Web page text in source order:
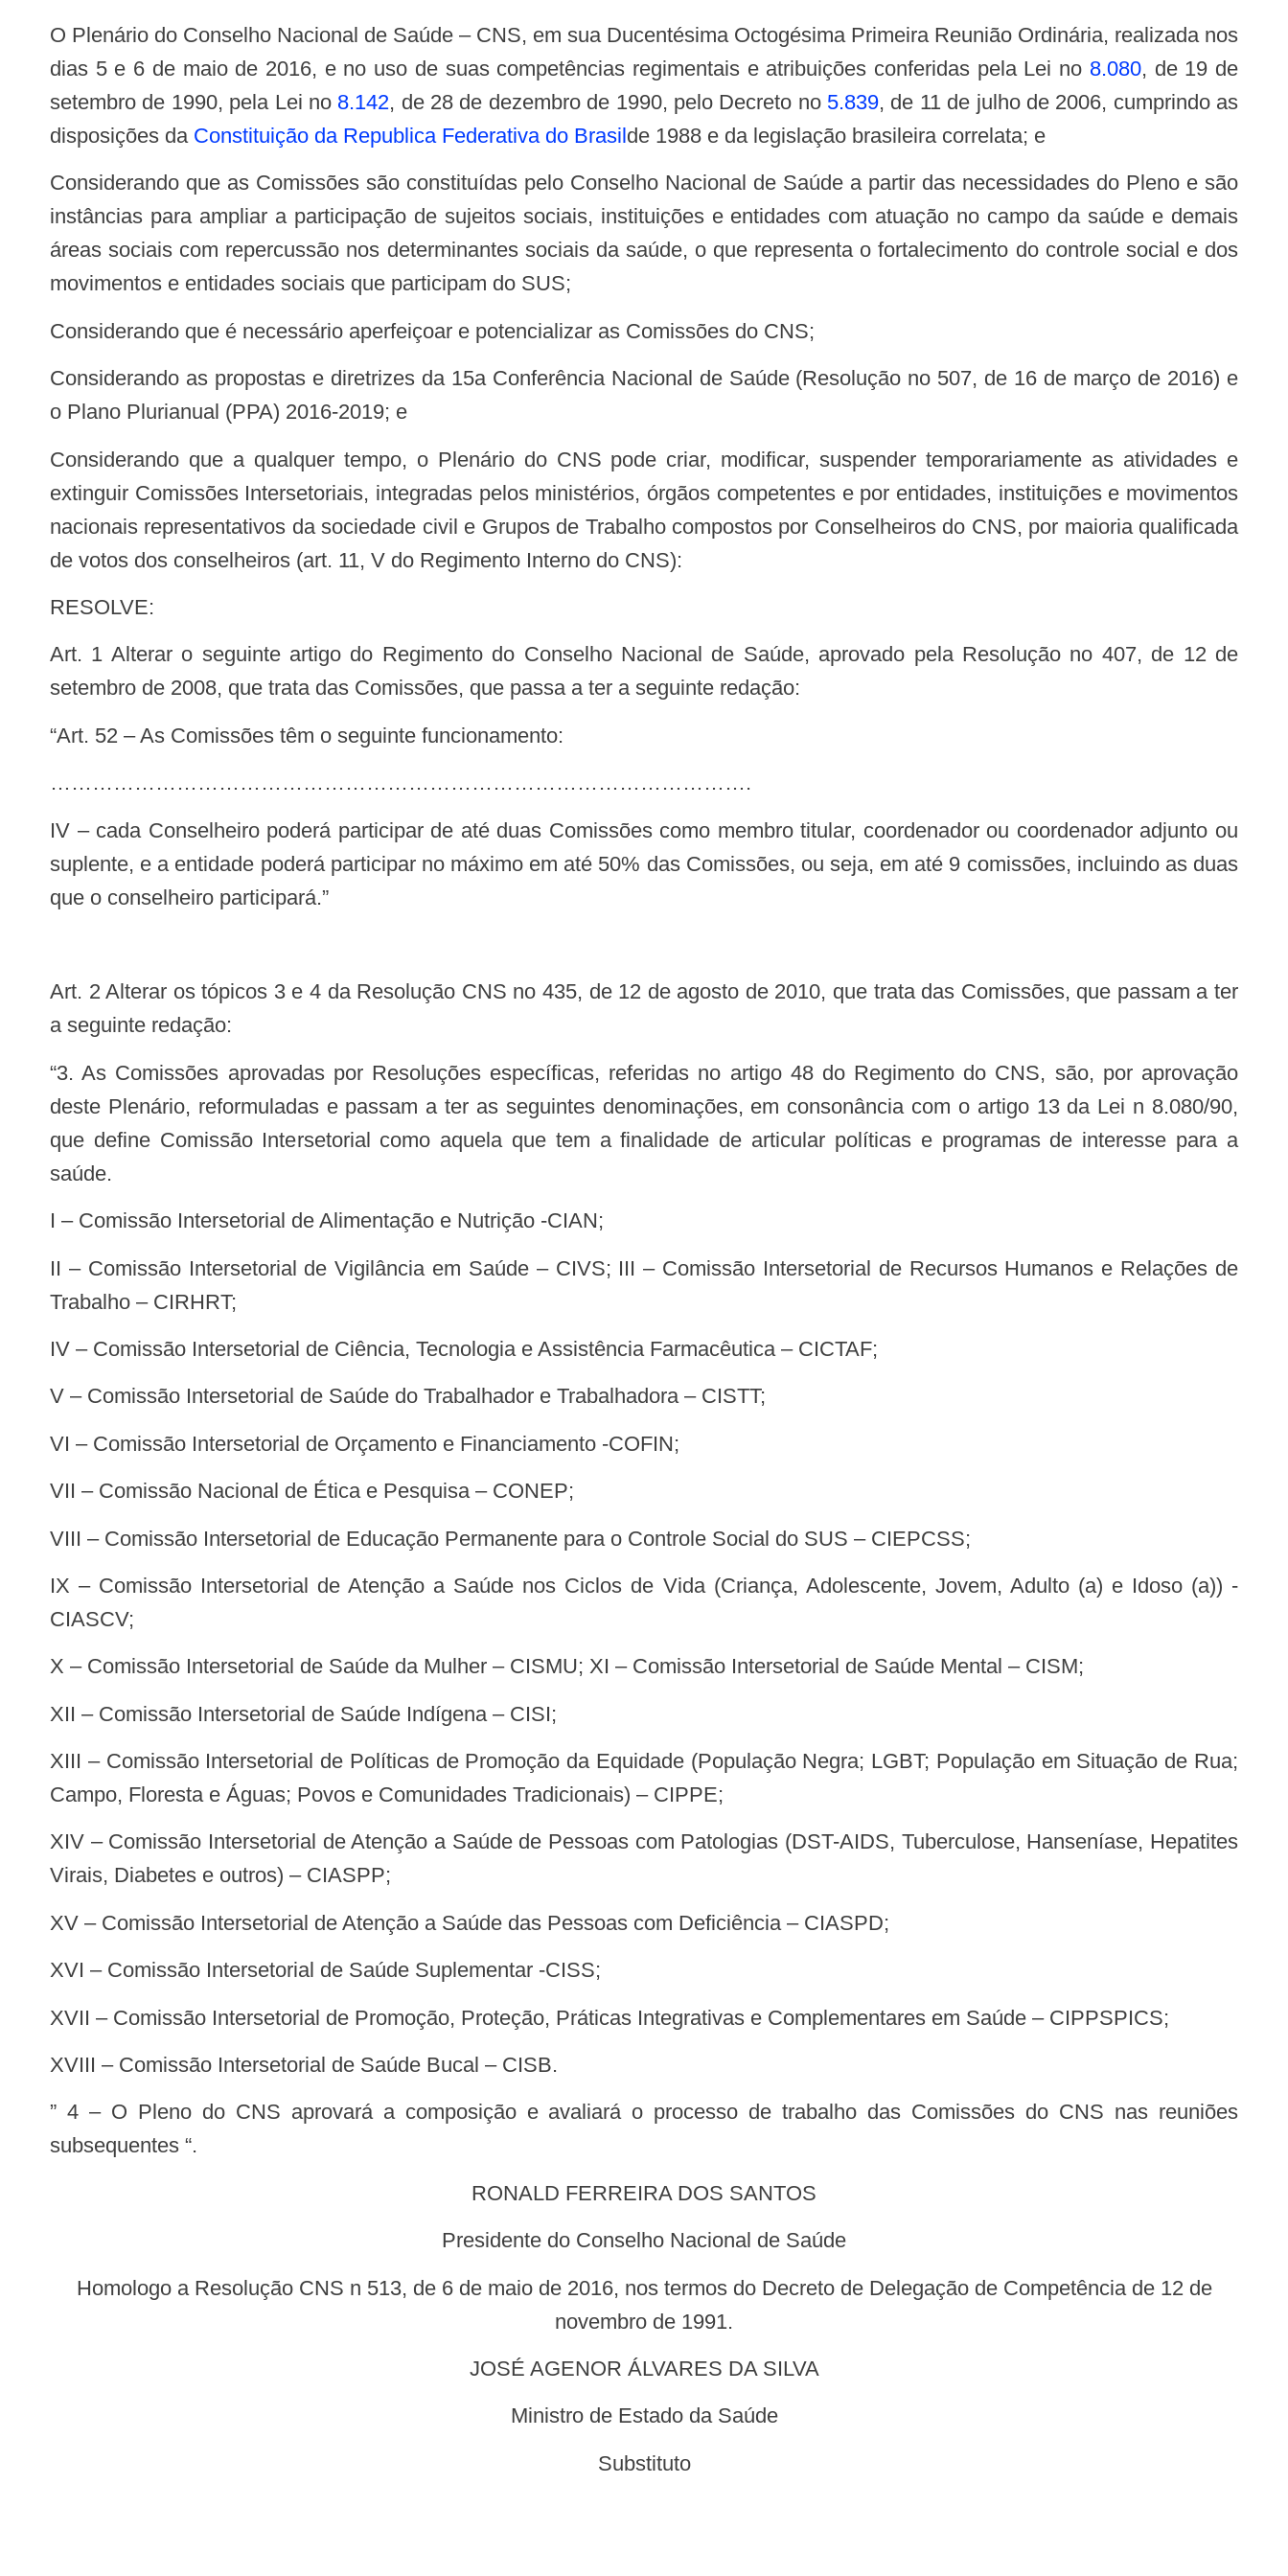
O Plenário do Conselho Nacional de Saúde – CNS, em sua Ducentésima Octogésima Primeira Reunião Ordinária, realizada nos
dias 5 e 6 de maio de 2016, e no uso de suas competências regimentais e atribuições conferidas pela Lei no 8.080, de 19 de
setembro de 1990, pela Lei no 8.142, de 28 de dezembro de 1990, pelo Decreto no 5.839, de 11 de julho de 2006, cumprindo as
disposições da Constituição da Republica Federativa do Brasilde 1988 e da legislação brasileira correlata; e
Considerando que as Comissões são constituídas pelo Conselho Nacional de Saúde a partir das necessidades do Pleno e são
instâncias para ampliar a participação de sujeitos sociais, instituições e entidades com atuação no campo da saúde e demais
áreas sociais com repercussão nos determinantes sociais da saúde, o que representa o fortalecimento do controle social e dos
movimentos e entidades sociais que participam do SUS;
Considerando que é necessário aperfeiçoar e potencializar as Comissões do CNS;
Considerando as propostas e diretrizes da 15a Conferência Nacional de Saúde (Resolução no 507, de 16 de março de 2016) e
o Plano Plurianual (PPA) 2016-2019; e
Considerando que a qualquer tempo, o Plenário do CNS pode criar, modificar, suspender temporariamente as atividades e
extinguir Comissões Intersetoriais, integradas pelos ministérios, órgãos competentes e por entidades, instituições e movimentos
nacionais representativos da sociedade civil e Grupos de Trabalho compostos por Conselheiros do CNS, por maioria qualificada
de votos dos conselheiros (art. 11, V do Regimento Interno do CNS):
RESOLVE:
Art. 1 Alterar o seguinte artigo do Regimento do Conselho Nacional de Saúde, aprovado pela Resolução no 407, de 12 de
setembro de 2008, que trata das Comissões, que passa a ter a seguinte redação:
“Art. 52 – As Comissões têm o seguinte funcionamento:
……………………………………………………………………………………….
IV – cada Conselheiro poderá participar de até duas Comissões como membro titular, coordenador ou coordenador adjunto ou
suplente, e a entidade poderá participar no máximo em até 50% das Comissões, ou seja, em até 9 comissões, incluindo as duas
que o conselheiro participará.”
Art. 2 Alterar os tópicos 3 e 4 da Resolução CNS no 435, de 12 de agosto de 2010, que trata das Comissões, que passam a ter
a seguinte redação:
“3. As Comissões aprovadas por Resoluções específicas, referidas no artigo 48 do Regimento do CNS, são, por aprovação
deste Plenário, reformuladas e passam a ter as seguintes denominações, em consonância com o artigo 13 da Lei n 8.080/90,
que define Comissão Intersetorial como aquela que tem a finalidade de articular políticas e programas de interesse para a
saúde.
I – Comissão Intersetorial de Alimentação e Nutrição -CIAN;
II – Comissão Intersetorial de Vigilância em Saúde – CIVS; III – Comissão Intersetorial de Recursos Humanos e Relações de
Trabalho – CIRHRT;
IV – Comissão Intersetorial de Ciência, Tecnologia e Assistência Farmacêutica – CICTAF;
V – Comissão Intersetorial de Saúde do Trabalhador e Trabalhadora – CISTT;
VI – Comissão Intersetorial de Orçamento e Financiamento -COFIN;
VII – Comissão Nacional de Ética e Pesquisa – CONEP;
VIII – Comissão Intersetorial de Educação Permanente para o Controle Social do SUS – CIEPCSS;
IX – Comissão Intersetorial de Atenção a Saúde nos Ciclos de Vida (Criança, Adolescente, Jovem, Adulto (a) e Idoso (a)) -
CIASCV;
X – Comissão Intersetorial de Saúde da Mulher – CISMU; XI – Comissão Intersetorial de Saúde Mental – CISM;
XII – Comissão Intersetorial de Saúde Indígena – CISI;
XIII – Comissão Intersetorial de Políticas de Promoção da Equidade (População Negra; LGBT; População em Situação de Rua;
Campo, Floresta e Águas; Povos e Comunidades Tradicionais) – CIPPE;
XIV – Comissão Intersetorial de Atenção a Saúde de Pessoas com Patologias (DST-AIDS, Tuberculose, Hanseníase, Hepatites
Virais, Diabetes e outros) – CIASPP;
XV – Comissão Intersetorial de Atenção a Saúde das Pessoas com Deficiência – CIASPD;
XVI – Comissão Intersetorial de Saúde Suplementar -CISS;
XVII – Comissão Intersetorial de Promoção, Proteção, Práticas Integrativas e Complementares em Saúde – CIPPSPICS;
XVIII – Comissão Intersetorial de Saúde Bucal – CISB.
” 4 – O Pleno do CNS aprovará a composição e avaliará o processo de trabalho das Comissões do CNS nas reuniões
subsequentes “.
RONALD FERREIRA DOS SANTOS
Presidente do Conselho Nacional de Saúde
Homologo a Resolução CNS n 513, de 6 de maio de 2016, nos termos do Decreto de Delegação de Competência de 12 de
novembro de 1991.
JOSÉ AGENOR ÁLVARES DA SILVA
Ministro de Estado da Saúde
Substituto